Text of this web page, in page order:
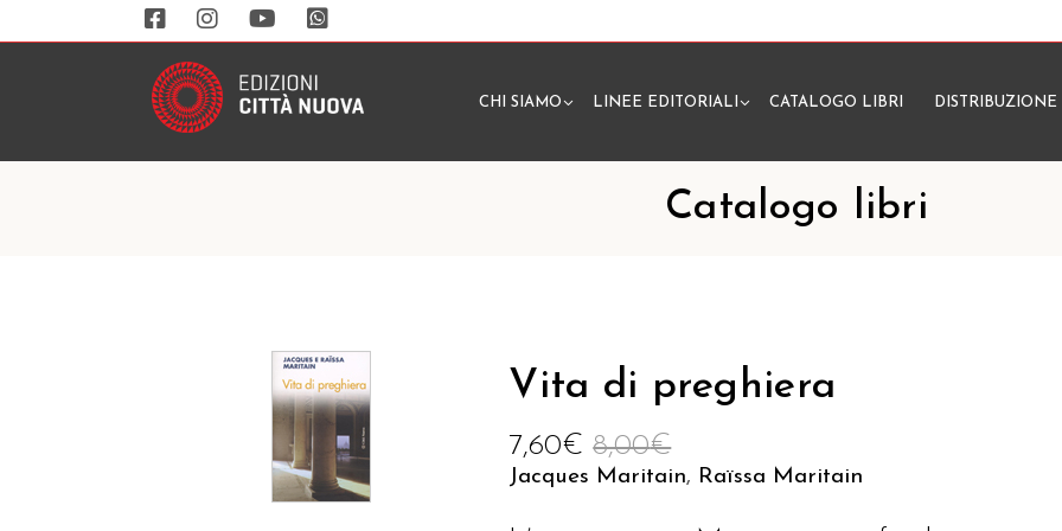
CHI SIAMO LINEE EDITORIALI CATALOGO LIBRI DISTRIBUZIONE
Catalogo libri
Vita di preghiera
8,00€
7,60€
Jacques Maritain, Raïssa Maritain